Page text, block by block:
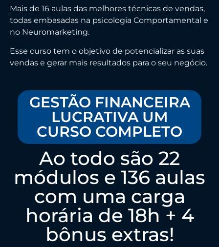
Mais de 16 aulas das melhores técnicas de vendas,
todas embasadas na psicologia Comportamental e
no Neuromarketing.
Esse curso tem o objetivo de potencializar as suas
vendas e gerar mais resultados para o seu negócio.
GESTÃO FINANCEIRA
LUCRATIVA UM
CURSO COMPLETO
Ao todo são 22
módulos e 136 aulas
com uma carga
horária de 18h + 4
bônus extras!